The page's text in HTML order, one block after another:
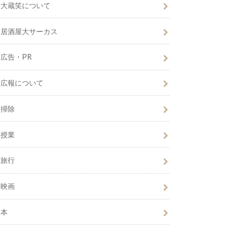
大蔵笑について
居酒屋大サーカス
広告・PR
広報について
掃除
授業
旅行
映画
本